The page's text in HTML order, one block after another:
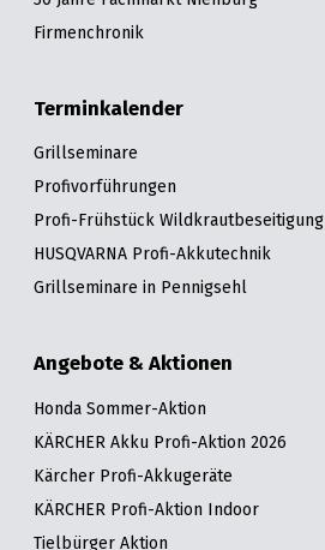
Firmenchronik
Terminkalender
Grillseminare
Profivorführungen
Profi-Frühstück Wildkrautbeseitigung
HUSQVARNA Profi-Akkutechnik
Grillseminare in Pennigsehl
Angebote & Aktionen
Honda Sommer-Aktion
KÄRCHER Akku Profi-Aktion 2026
Kärcher Profi-Akkugeräte
KÄRCHER Profi-Aktion Indoor
Tielbürger Aktion